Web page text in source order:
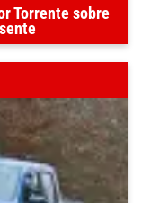
Torrente sobre